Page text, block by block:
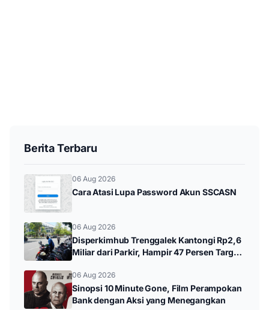
Berita Terbaru
06 Aug 2026
Cara Atasi Lupa Password Akun SSCASN
06 Aug 2026
Disperkimhub Trenggalek Kantongi Rp2,6
Miliar dari Parkir, Hampir 47 Persen Target
06 Aug 2026
Sinopsi 10 Minute Gone, Film Perampokan
Bank dengan Aksi yang Menegangkan